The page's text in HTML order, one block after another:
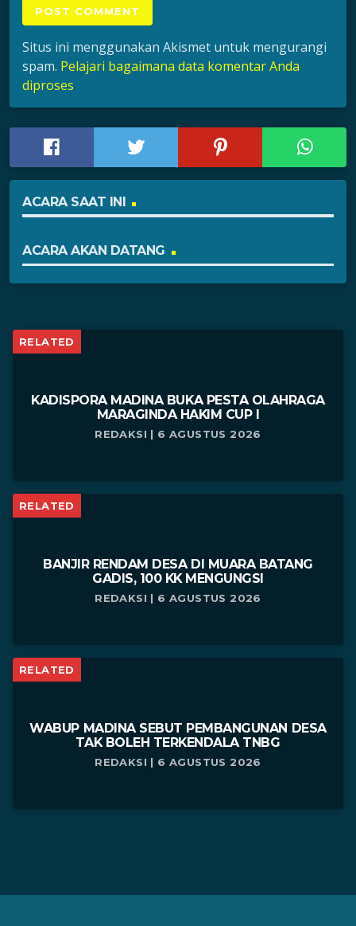
Situs ini menggunakan Akismet untuk mengurangi
spam. Pelajari bagaimana data komentar Anda
diproses
ACARA SAAT INI
ACARA AKAN DATANG
RELATED
KADISPORA MADINA BUKA PESTA OLAHRAGA
MARAGINDA HAKIM CUP I
REDAKSI | 6 AGUSTUS 2026
RELATED
BANJIR RENDAM DESA DI MUARA BATANG
GADIS, 100 KK MENGUNGSI
REDAKSI | 6 AGUSTUS 2026
RELATED
WABUP MADINA SEBUT PEMBANGUNAN DESA
TAK BOLEH TERKENDALA TNBG
REDAKSI | 6 AGUSTUS 2026